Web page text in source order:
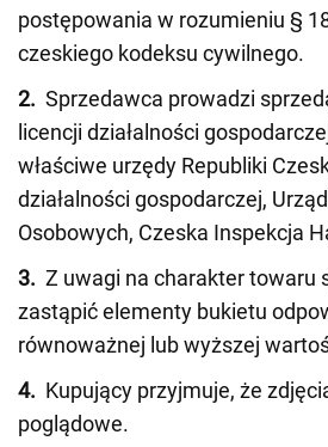
postępowania w rozumieniu §
czeskiego kodeksu cywilnego.
2. Sprzedawca prowadzi
licencji działalności
właściwe urzędy Republiki
działalności gospodarczej,
Osobowych, Czeska Inspekcja
3. Z uwagi na charakter towaru
zastąpić elementy bukietu
równoważnej lub wyższej
4. Kupujący przyjmuje, że
poglądowe.